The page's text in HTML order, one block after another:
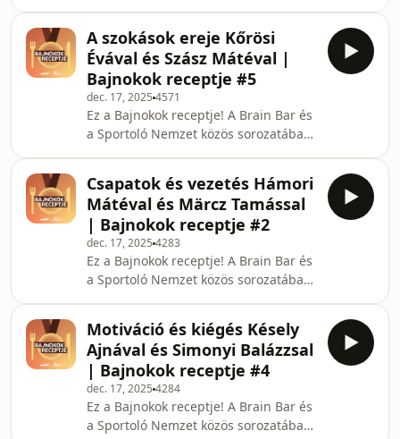
szegeződik. Az utolsó epizód
vendégei: Ra
Mennyi idő és hány vizsga lehet
ahhoz, hogy egy kutya képzett
segítővé váljon? Az epizód vendége
Varga Viktória, aki a segítőkutyás
kiképzés világából érkezik - olyan
szakember, aki vakvezető,
mozgássérült-segítő, hallássérült-
segítő és rohamjelző kutyákkal dolgozi
A szokások ereje Kőrösi
Évával és Szász Mátéval |
Bajnokok receptje #5
dec. 17, 2025 4571
Ez a Bajnokok receptje! A Brain Bar és
a Sportoló Nemzet közös sorozatában
bajnokaivá. Minden adásban
sportolók és nem sportolók érkeznek
hozzánk, hogy megmutassák, hogyan
ünneplik a győzelmeket és kezelik a
kudarcokat, építenek csapatot, és
hogyan kezelik a nyomást akkor,
amikor minden szem rájuk
szegeződik. Az adás vendégei: Szász
Máté
Csapatok és vezetés Hámori
Mátéval és Märcz Tamással
| Bajnokok receptje #2
dec. 17, 2025 4283
Ez a Bajnokok receptje! A Brain Bar és
a Sportoló Nemzet közös sorozatában
bajnokaivá. Minden adásban
sportolók és nem sportolók érkeznek
hozzánk, hogy megmutassák, hogyan
ünneplik a győzelmeket és kezelik a
kudarcokat, építenek csapatot, és
hogyan kezelik a nyomást akkor,
Motiváció és kiégés Késely
Ajnával és Simonyi Balázzsal
| Bajnokok receptje #4
dec. 17, 2025 4284
Ez a Bajnokok receptje! A Brain Bar és
a Sportoló Nemzet közös sorozatában